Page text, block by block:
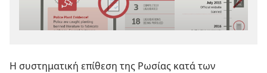
Η συστηματική επίθεση της Ρωσίας κατά των